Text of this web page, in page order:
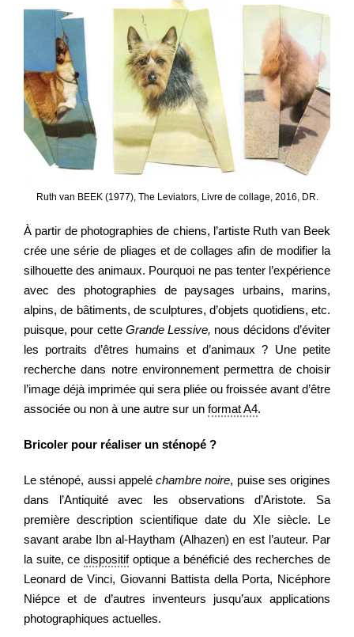
Ruth van BEEK (1977), The Leviators, Livre de collage, 2016, DR.
À partir de photographies de chiens, l’artiste Ruth van Beek
crée une série de pliages et de collages afin de modifier la
silhouette des animaux. Pourquoi ne pas tenter l’expérience
avec des photographies de paysages urbains, marins,
alpins, de bâtiments, de sculptures, d’objets quotidiens, etc.
puisque, pour cette Grande Lessive, nous décidons d’éviter
les portraits d’êtres humains et d’animaux ? Une petite
recherche dans notre environnement permettra de choisir
l’image déjà imprimée qui sera pliée ou froissée avant d’être
associée ou non à une autre sur un format A4.
Bricoler pour réaliser un sténopé ?
Le sténopé, aussi appelé chambre noire, puise ses origines
dans l’Antiquité avec les observations d’Aristote. Sa
première description scientifique date du XIe siècle. Le
savant arabe Ibn al-Haytham (Alhazen) en est l’auteur. Par
la suite, ce dispositifoptique a bénéficié des recherches de
Leonard de Vinci, Giovanni Battista della Porta, Nicéphore
Niépce et de d’autres inventeurs jusqu’aux applications
photographiques actuelles.